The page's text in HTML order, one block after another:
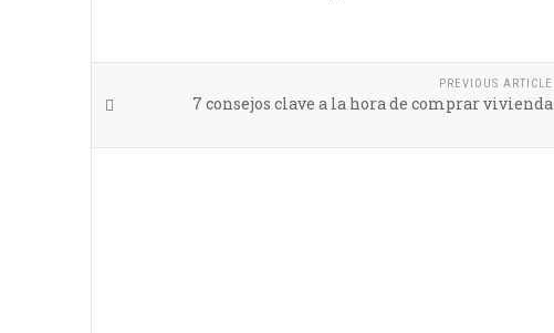
PREVIOUS ARTICLE
7 consejos clave a la hora de comprar vivienda